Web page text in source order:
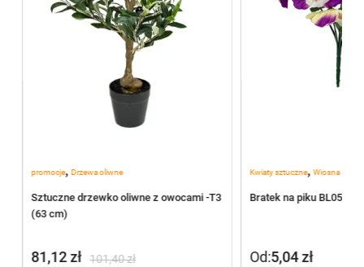
promocje, Drzewa oliwne
Sztuczne drzewko oliwne z owocami -T3
(63 cm)
101,40zł
81,12zł
Kwiaty sztuczne,Wiosna
Bratek na piku BL055/
Od:5,04zł